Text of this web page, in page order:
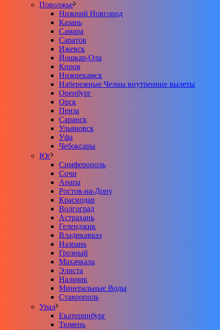
Поволжье
Нижний Новгород
Казань
Самара
Саратов
Ижевск
Йошкар-Ола
Киров
Нижнекамск
Набережные Челны внутренние вылеты
Оренбург
Орск
Пенза
Саранск
Ульяновск
Уфа
Чебоксары
Юг
Симферополь
Сочи
Анапа
Ростов-на-Дону
Краснодар
Волгоград
Астрахань
Геленджик
Владикавказ
Назрань
Грозный
Махачкала
Элиста
Нальчик
Минеральные Воды
Ставрополь
Урал
Екатеринбург
Тюмень